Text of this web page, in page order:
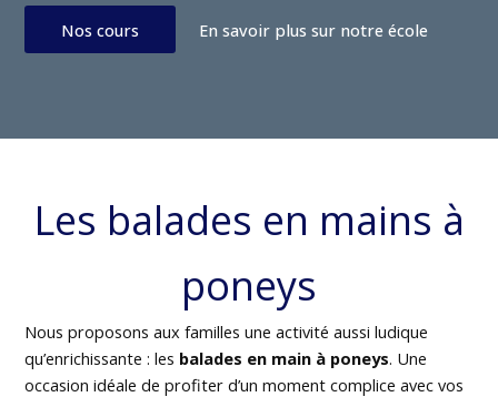
Nos cours En savoir plus sur notre école
Les balades en mains à
poneys
Nous proposons aux familles une activité aussi ludique
qu’enrichissante : les balades en main à poneys. Une
occasion idéale de profiter d’un moment complice avec vos